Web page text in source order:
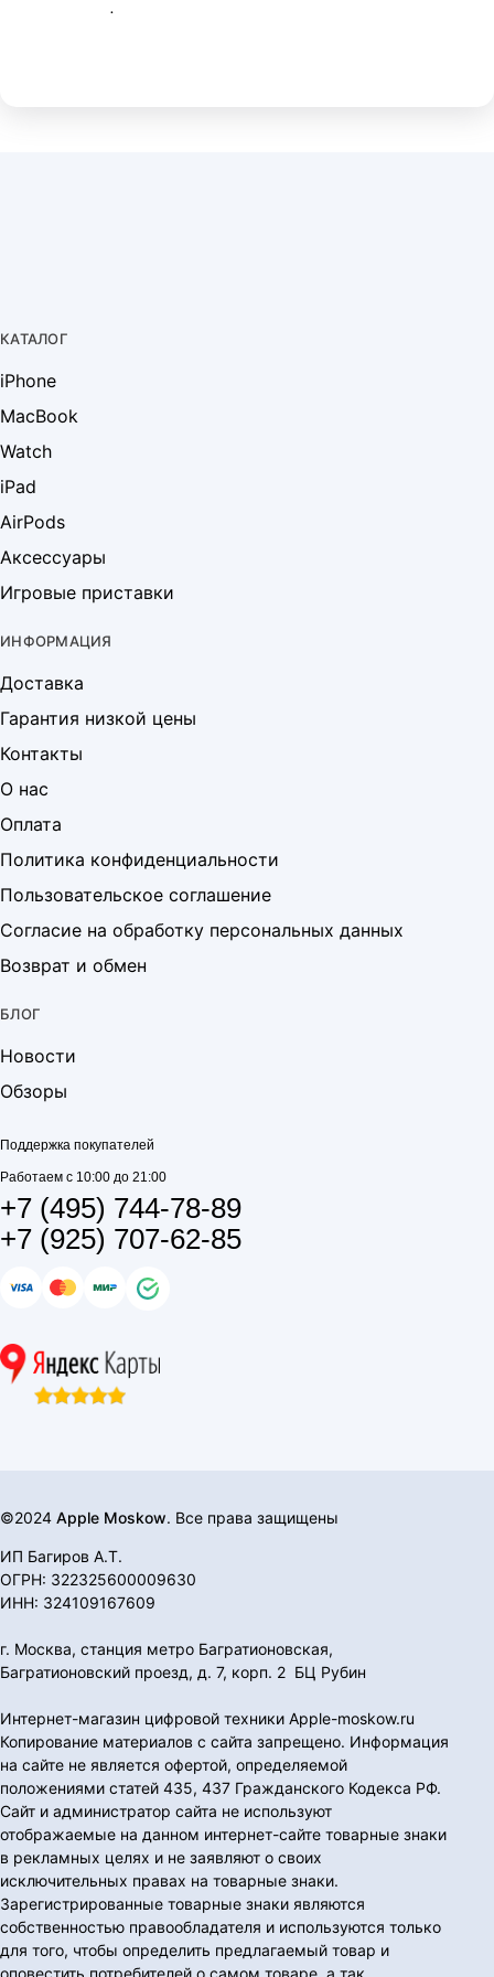
.
КАТАЛОГ
iPhone
MacBook
Watch
iPad
AirPods
Аксессуары
Игровые приставки
ИНФОРМАЦИЯ
Доставка
Гарантия низкой цены
Контакты
О нас
Оплата
Политика конфиденциальности
Пользовательское соглашение
Согласие на обработку персональных данных
Возврат и обмен
БЛОГ
Новости
Обзоры
Поддержка покупателей
Работаем с 10:00 до 21:00
+7 (495) 744-78-89
+7 (925) 707-62-85
©2024 Apple Moskow. Все права защищены
ИП Багиров А.Т.
ОГРН: 322325600009630
ИНН: 324109167609
г. Москва, станция метро Багратионовская,
Багратионовский проезд, д. 7, корп. 2 БЦ Рубин
Интернет-магазин цифровой техники Apple-moskow.ru
Копирование материалов с сайта запрещено. Информация
на сайте не является офертой, определяемой
положениями статей 435, 437 Гражданского Кодекса РФ.
Сайт и администратор сайта не используют
отображаемые на данном интернет-сайте товарные знаки
в рекламных целях и не заявляют о своих
исключительных правах на товарные знаки.
Зарегистрированные товарные знаки являются
собственностью правообладателя и используются только
для того, чтобы определить предлагаемый товар и
оповестить потребителей о самом товаре, а так